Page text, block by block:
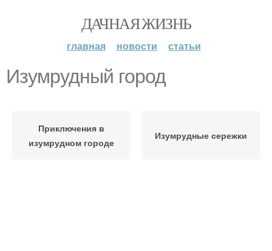
ДАЧНАЯ ЖИЗНЬ
главная новости статьи
Изумрудный город
Приключения в
изумрудном городе
Изумрудные сережки